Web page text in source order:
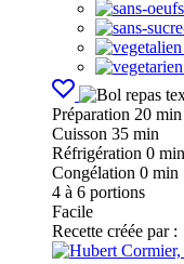
Préparation 20 min
Cuisson 35 min
Réfrigération 0 min
Congélation 0 min
4 à 6 portions
Facile
Recette créée par :